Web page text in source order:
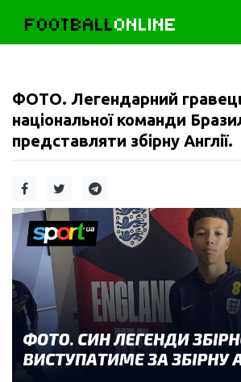
FOOTBALLONLINE
ФОТО. Легендарний
національної команди
представляти збірну Англії.